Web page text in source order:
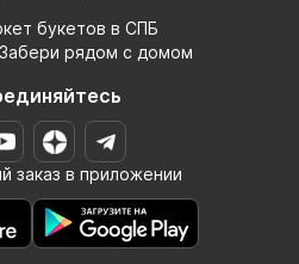
букетов в СПБ
рядом с домом
заказ в приложении